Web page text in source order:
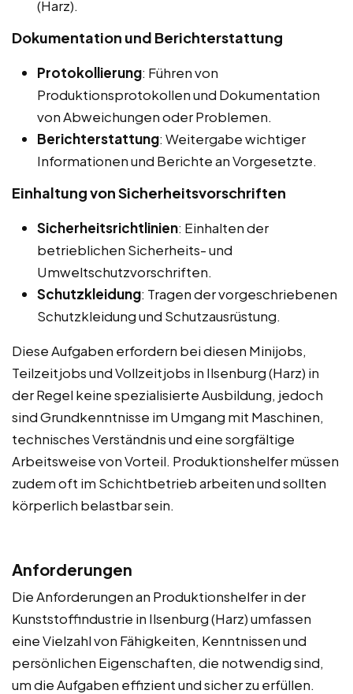
(Harz).
Dokumentation und Berichterstattung
Protokollierung: Führen von
Produktionsprotokollen und Dokumentation
von Abweichungen oder Problemen.
Berichterstattung: Weitergabe wichtiger
Informationen und Berichte an Vorgesetzte.
Einhaltung von Sicherheitsvorschriften
Sicherheitsrichtlinien: Einhalten der
betrieblichen Sicherheits- und
Umweltschutzvorschriften.
Schutzkleidung: Tragen der vorgeschriebenen
Schutzkleidung und Schutzausrüstung.
Diese Aufgaben erfordern bei diesen Minijobs,
Teilzeitjobs und Vollzeitjobs in Ilsenburg (Harz) in
der Regel keine spezialisierte Ausbildung, jedoch
sind Grundkenntnisse im Umgang mit Maschinen,
technisches Verständnis und eine sorgfältige
Arbeitsweise von Vorteil. Produktionshelfer müssen
zudem oft im Schichtbetrieb arbeiten und sollten
körperlich belastbar sein.
Anforderungen
Die Anforderungen an Produktionshelfer in der
Kunststoffindustrie in Ilsenburg (Harz) umfassen
eine Vielzahl von Fähigkeiten, Kenntnissen und
persönlichen Eigenschaften, die notwendig sind,
um die Aufgaben effizient und sicher zu erfüllen.